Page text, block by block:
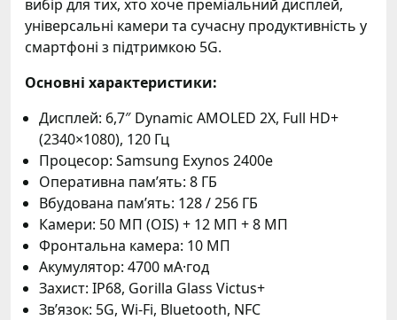
вибір для тих, хто хоче преміальний дисплей,
універсальні камери та сучасну продуктивність у
смартфоні з підтримкою 5G.
Основні характеристики:
Дисплей: 6,7″ Dynamic AMOLED 2X, Full HD+
(2340×1080), 120 Гц
Процесор: Samsung Exynos 2400e
Оперативна пам’ять: 8 ГБ
Вбудована пам’ять: 128 / 256 ГБ
Камери: 50 МП (OIS) + 12 МП + 8 МП
Фронтальна камера: 10 МП
Акумулятор: 4700 мА·год
Захист: IP68, Gorilla Glass Victus+
Зв’язок: 5G, Wi-Fi, Bluetooth, NFC